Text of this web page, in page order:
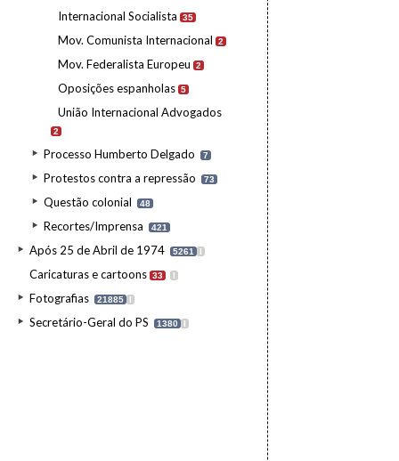
Internacional Socialista 35
Mov. Comunista Internacional 2
Mov. Federalista Europeu 2
Oposições espanholas 5
União Internacional Advogados
2
Processo Humberto Delgado 7
Protestos contra a repressão 73
Questão colonial 48
Recortes/Imprensa 421
Após 25 de Abril de 1974 5261 I
Caricaturas e cartoons 33 I
Fotografias 21885 I
Secretário-Geral do PS 1380 I